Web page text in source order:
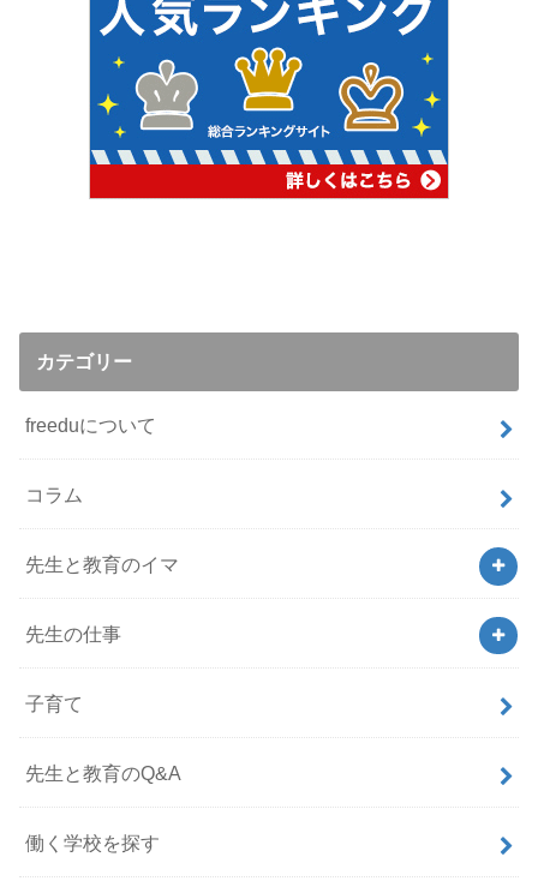
カテゴリー
freeduについて
コラム
先生と教育のイマ
先生の仕事
子育て
先生と教育のQ&A
働く学校を探す